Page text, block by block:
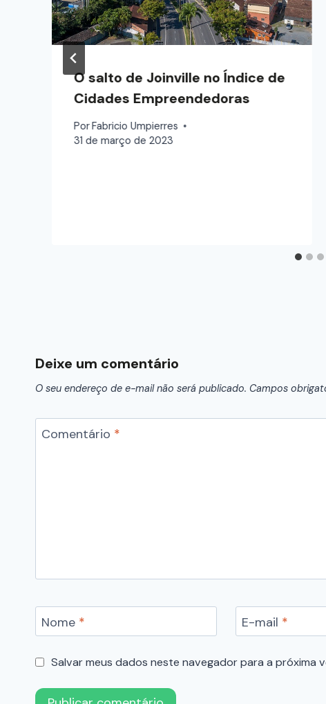
O salto de Joinville no Índice de
Cidades Empreendedoras
PorFabricio Umpierres
31 de março de 2023
Deixe um comentário
O seu endereço de e-mail não será publicado. Campos
Comentário *
Nome * E-mail *
Salvar meus dados neste navegador para a próxima